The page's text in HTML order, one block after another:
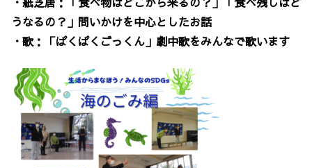
うなるの？」問いかけを中心としたお話
・歌：「ぱくぱくごっくん」劇中歌をみんなで歌います